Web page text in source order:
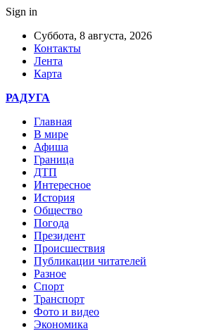
Sign in
Суббота, 8 августа, 2026
Контакты
Лента
Карта
РАДУГА
Главная
В мире
Афиша
Граница
ДТП
Интересное
История
Общество
Погода
Президент
Происшествия
Публикации читателей
Разное
Спорт
Транспорт
Фото и видео
Экономика